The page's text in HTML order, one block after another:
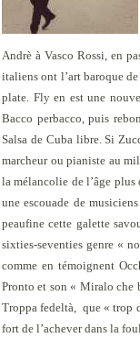
Andrè à Vasco Rossi, en
italiens ont l’art baroque
plate . Flyen est une
Bacco perbacco, puis
Salsa de Cuba libre. Si
marcheur ou pianiste au
la mélancolie de l’âge plus
une escouade de
peaufine cette galette
sixties-seventies genre «
comme en témoignent
Pronto et son « Miralo che
Troppa fedeltà
que « trop
fort de l’achever dans la